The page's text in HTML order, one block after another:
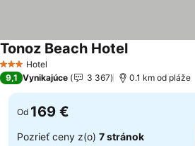
3 Počet hviezdičiek
Hotel
Tonoz Beach HotelZobraziť ceny
9,1 Vynikajúce 3 367 0.1 km od pláže
Od 169 €
Pozrieť ceny z(o) 7 stránok